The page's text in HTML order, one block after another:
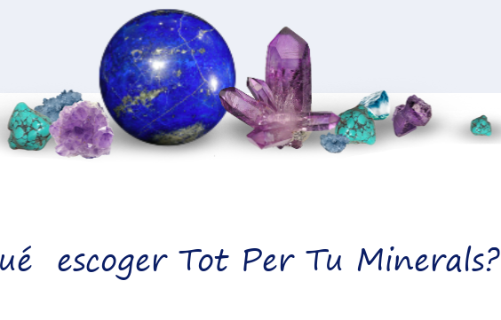
escoger Tot Per Tu Minerals?